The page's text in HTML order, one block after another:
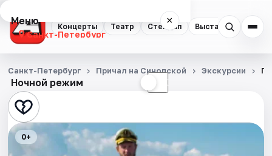
Концерты Театр Стендап Выставки
Меню ×
Санкт-Петербург
Концерты
Театр
Стендап
Выставки
Ночной режим ☾
Санкт-Петербург Причал на Синопской Экскурсии
0+